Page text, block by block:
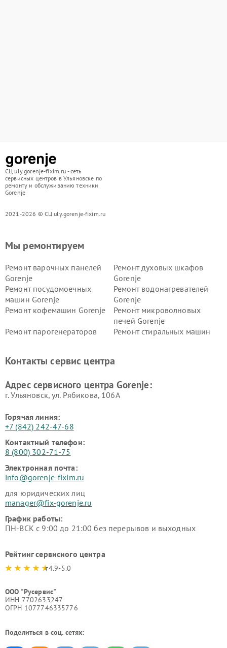
СЦ uly.gorenje-fixim.ru - сеть
сервисных центров в Ульяновске по
ремонту и обслуживанию техники
Gorenje
2021-2026 © СЦ uly.gorenje-fixim.ru
Мы ремонтируем
Ремонт варочных панелей
Gorenje
Ремонт духовых шкафов
Gorenje
Ремонт посудомоечных
машин Gorenje
Ремонт водонагревателей
Gorenje
Ремонт кофемашин Gorenje
Ремонт микроволновых
печей Gorenje
Ремонт парогенераторов
Ремонт стиральных машин
Контакты сервис центра
Адрес сервисного центра Gorenje:
г. Ульяновск, ул. Рябикова, 106А
Горячая линия:
+7 (842) 242-47-68
Контактный телефон:
8 (800) 302-71-75
Электронная почта:
info@gorenje-fixim.ru
для юридических лиц
manager@fix-gorenje.ru
График работы:
ПН-ВСК с 9:00 до 21:00 без перерывов и выходных
Рейтинг сервисного центра
4.9-5.0
ООО "Русервис"
ИНН 7702633247
ОГРН 1077746335776
Поделиться в соц. сетях: